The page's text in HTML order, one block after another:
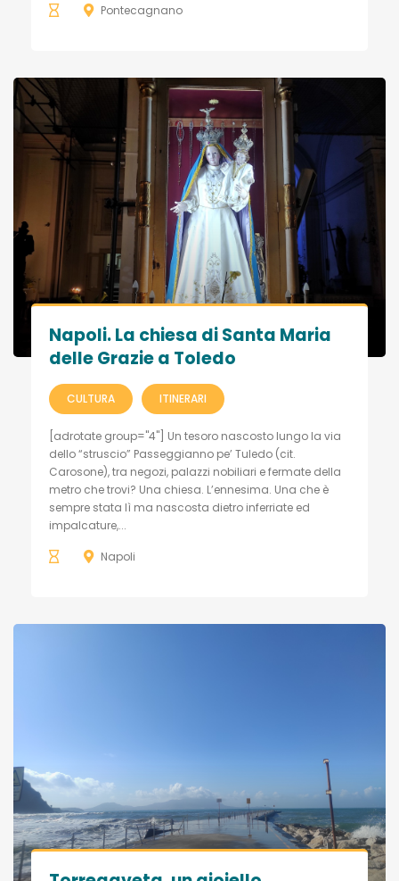
Pontecagnano
Napoli. La chiesa di Santa Maria
delle Grazie a Toledo
CULTURA ITINERARI
[adrotate group="4"] Un tesoro nascosto lungo la via
dello “struscio” Passeggianno pe’ Tuledo (cit.
Carosone), tra negozi, palazzi nobiliari e fermate della
metro che trovi? Una chiesa. L’ennesima. Una che è
sempre stata lì ma nascosta dietro inferriate ed
impalcature,...
Napoli